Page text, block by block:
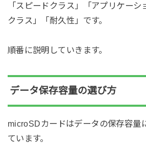
「スピードクラス」「アプリケーシ
クラス」「耐久性」です。
順番に説明していきます。
データ保存容量の選び方
microSDカードはデータの保存容量
ています。